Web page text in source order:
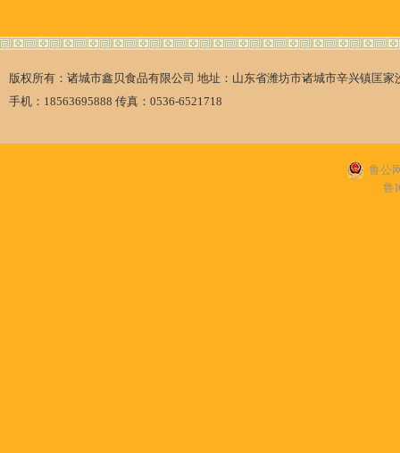
版权所有：诸城市鑫贝食品有限公司 地址：山东省潍坊市诸城市辛兴镇匡家
手机：18563695888 传真：0536-6521718
鲁公
鲁